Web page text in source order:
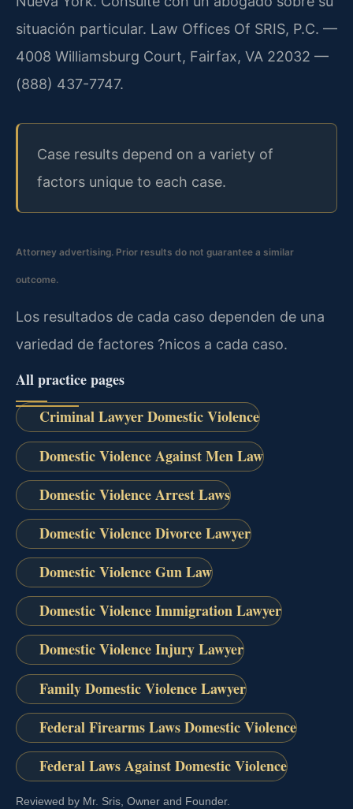
situación particular. Law Offices Of SRIS, P.C. —
4008 Williamsburg Court, Fairfax, VA 22032 —
(888) 437-7747.
Case results depend on a variety of
factors unique to each case.
Attorney advertising. Prior results do not guarantee a similar
outcome.
Los resultados de cada caso dependen de una
variedad de factores ?nicos a cada caso.
All practice pages
Criminal Lawyer Domestic Violence
Domestic Violence Against Men Law
Domestic Violence Arrest Laws
Domestic Violence Divorce Lawyer
Domestic Violence Gun Law
Domestic Violence Immigration Lawyer
Domestic Violence Injury Lawyer
Family Domestic Violence Lawyer
Federal Firearms Laws Domestic Violence
Federal Laws Against Domestic Violence
Reviewed by Mr. Sris, Owner and Founder.